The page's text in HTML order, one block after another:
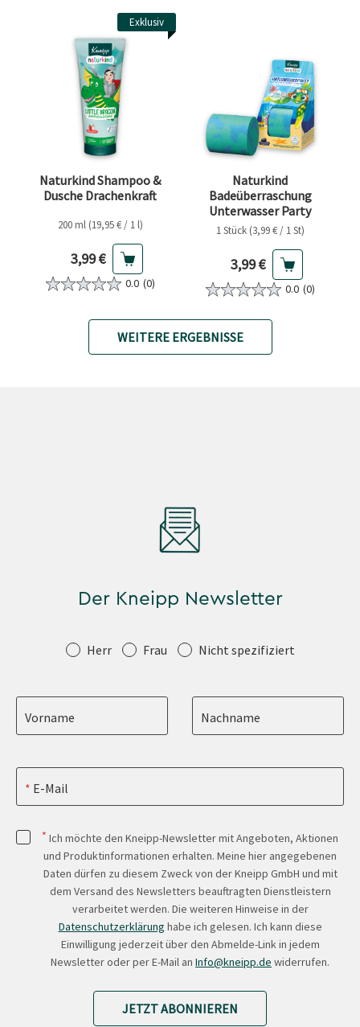
Exklusiv
Naturkind Shampoo &
Dusche Drachenkraft
200 ml (19,95 € / 1 l)
Aktueller Preis
3,99 €
0.0 (0)
Naturkind
Badeüberraschung
Unterwasser Party
1 Stück (3,99 € / 1 St)
Aktueller Preis
3,99 €
0.0 (0)
WEITERE ERGEBNISSE
Der Kneipp Newsletter
Anrede Herr Frau Nicht spezifiziert
Vorname Nachname
E-Mail
* Ich möchte den Kneipp-Newsletter mit Angeboten, Aktionen
und Produktinformationen erhalten. Meine hier angegebenen
Daten dürfen zu diesem Zweck von der Kneipp GmbH und mit
dem Versand des Newsletters beauftragten Dienstleistern
verarbeitet werden. Die weiteren Hinweise in der
Datenschutzerklärung habe ich gelesen. Ich kann diese
Einwilligung jederzeit über den Abmelde-Link in jedem
Newsletter oder per E-Mail an Info@kneipp.de widerrufen.
JETZT ABONNIEREN